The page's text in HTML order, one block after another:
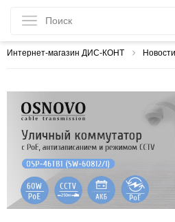
Интернет-магазин ДИС-КОНТ Новости